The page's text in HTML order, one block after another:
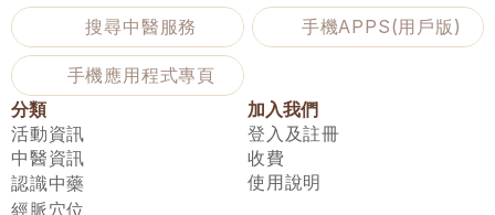
搜尋中醫服務 手機APPS(用戶版)
手機應用程式專頁
分類
活動資訊
中醫資訊
認識中藥
經脈穴位
加入我們
登入及註冊
收費
使用說明